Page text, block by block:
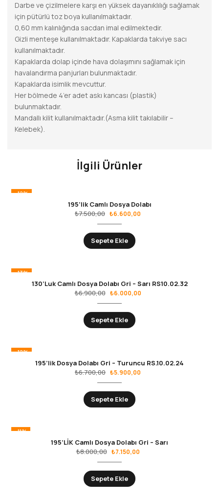
Darbe ve çizilmelere karşı en yüksek dayanıklılığı sağlamak
için pütürlü toz boya kullanılmaktadır.
0,60 mm kalınlığında sacdan imal edilmektedir.
Gizli menteşe kullanılmaktadır. Kapaklarda takviye sacı
kullanılmaktadır.
Kapaklarda dolap içinde hava dolaşımını sağlamak için
havalandırma panjurları bulunmaktadır.
Kapaklarda isimlik mevcuttur.
Her bölmede 4’er adet askı kancası (plastik)
bulunmaktadır.
Mandallı kilit kullanılmaktadır.(Asma kilit takılabilir –
Kelebek).
İlgili Ürünler
-12%
195’lik Camlı Dosya Dolabı
₺7.500,00 ₺6.600,00
Sepete Ekle
-13%
130’Luk Camlı Dosya Dolabı Gri – Sarı RS10.02.32
₺6.900,00 ₺6.000,00
Sepete Ekle
-12%
195’lik Dosya Dolabı Gri – Turuncu RS.10.02.24
₺6.700,00 ₺5.900,00
Sepete Ekle
-11%
195’LİK Camlı Dosya Dolabı Gri – Sarı
₺8.000,00 ₺7.150,00
Sepete Ekle